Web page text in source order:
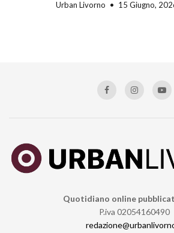
Urban Livorno 15 Giugno,
Quotidiano online
P.iva 02054160490